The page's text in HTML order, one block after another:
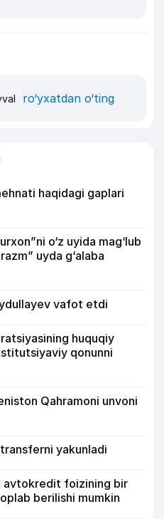
ro‘yxatdan o‘ting
haqidagi gaplari
o‘z uyida mag‘lub
uyda g‘alaba
vafot etdi
huquqiy
qonunni
Qahramoni unvoni
yakunladi
avtokredit foizining bir
berilishi mumkin